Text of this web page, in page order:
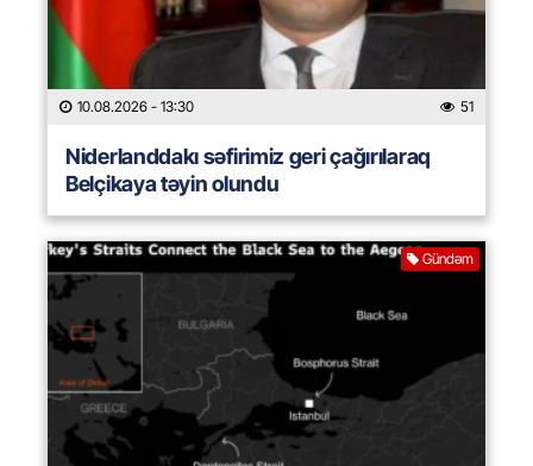
10.08.2026 - 13:30 51
Niderlanddakı səfirimiz geri çağırılaraq
Belçikaya təyin olundu
Gündəm